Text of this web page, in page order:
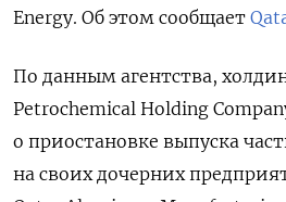
Energy. Об этом сообщает
По данным агентства,
Petrochemical Holding
о приостановке выпуска
на своих дочерних